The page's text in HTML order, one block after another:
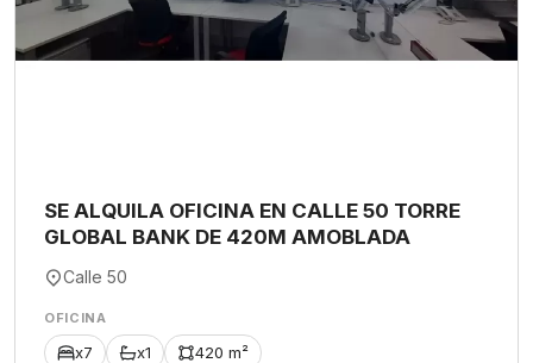
SE ALQUILA OFICINA EN CALLE 50 TORRE
GLOBAL BANK DE 420M AMOBLADA
Calle 50
OFICINA
x7 x1 420 m²